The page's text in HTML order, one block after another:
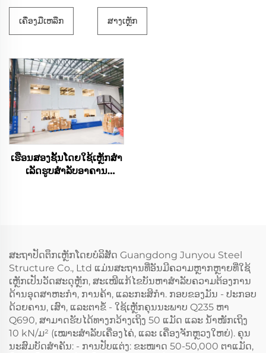
ເຄື່ອງມືເຫລືກ ສາງເຫຼັກ
ເຮືອນສອງຊັ້ນໂດຍໃຊ້ເຫຼັກສໍາ
ເລັດຮູບສໍາລັບອາຄານ
ສະຖາປັດຕຶກເຫຼັກໂດຍບໍລິສັດ Guangdong Junyou Steel
Structure Co., Ltd ແມ່ນສະຖານທີ່ອັນມີຄວາມຫຼາກຫຼາຍທີ່ໃຊ້
ເຫຼັກເປັນວັດສະດຸຫຼັກ, ສະເໜີແກ້ໄຂບັນຫາສໍາລັບຄວາມຕ້ອງການ
ດ້ານອຸດສາຫະກໍາ, ການຄ້າ, ແລະກະສິກໍາ. ກອບຂອງມັນ - ປະກອບ
ດ້ວຍຄານ, ເສົາ, ແລະຕາຂໍ້ - ໃຊ້ເຫຼັກຄຸນນະພາບ Q235 ຫາ
Q690, ສາມາດຮັບໄດ້ທາງກວ້າງເຖິງ 50 ແມັດ ແລະ ນ້ຳໜັກເຖິງ
10 kN/ມ² (ເໝາະສຳລັບເຄື່ອງໄຄ່, ແລະ ເຄື່ອງຈັກຫຼວງໃຫຍ່). ຄຸນ
ນະສົມບັດສໍາຄັນ: - ການປັບແຕ່ງ: ຂະໜາດ 50-50,000 ຕາແມັດ,